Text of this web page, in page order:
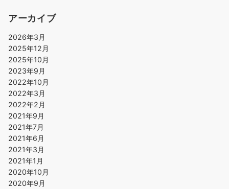
アーカイブ
2026年3月
2025年12月
2025年10月
2023年9月
2022年10月
2022年3月
2022年2月
2021年9月
2021年7月
2021年6月
2021年3月
2021年1月
2020年10月
2020年9月